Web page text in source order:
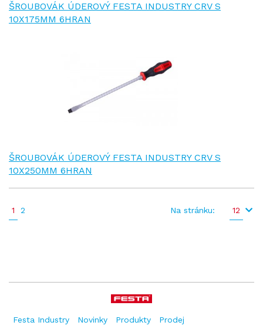
ŠROUBOVÁK ÚDEROVÝ FESTA INDUSTRY CRV S
10X175MM 6HRAN
ŠROUBOVÁK ÚDEROVÝ FESTA INDUSTRY CRV S
10X250MM 6HRAN
1 2 Na stránku: 12
Festa Industry Novinky Produkty Prodej